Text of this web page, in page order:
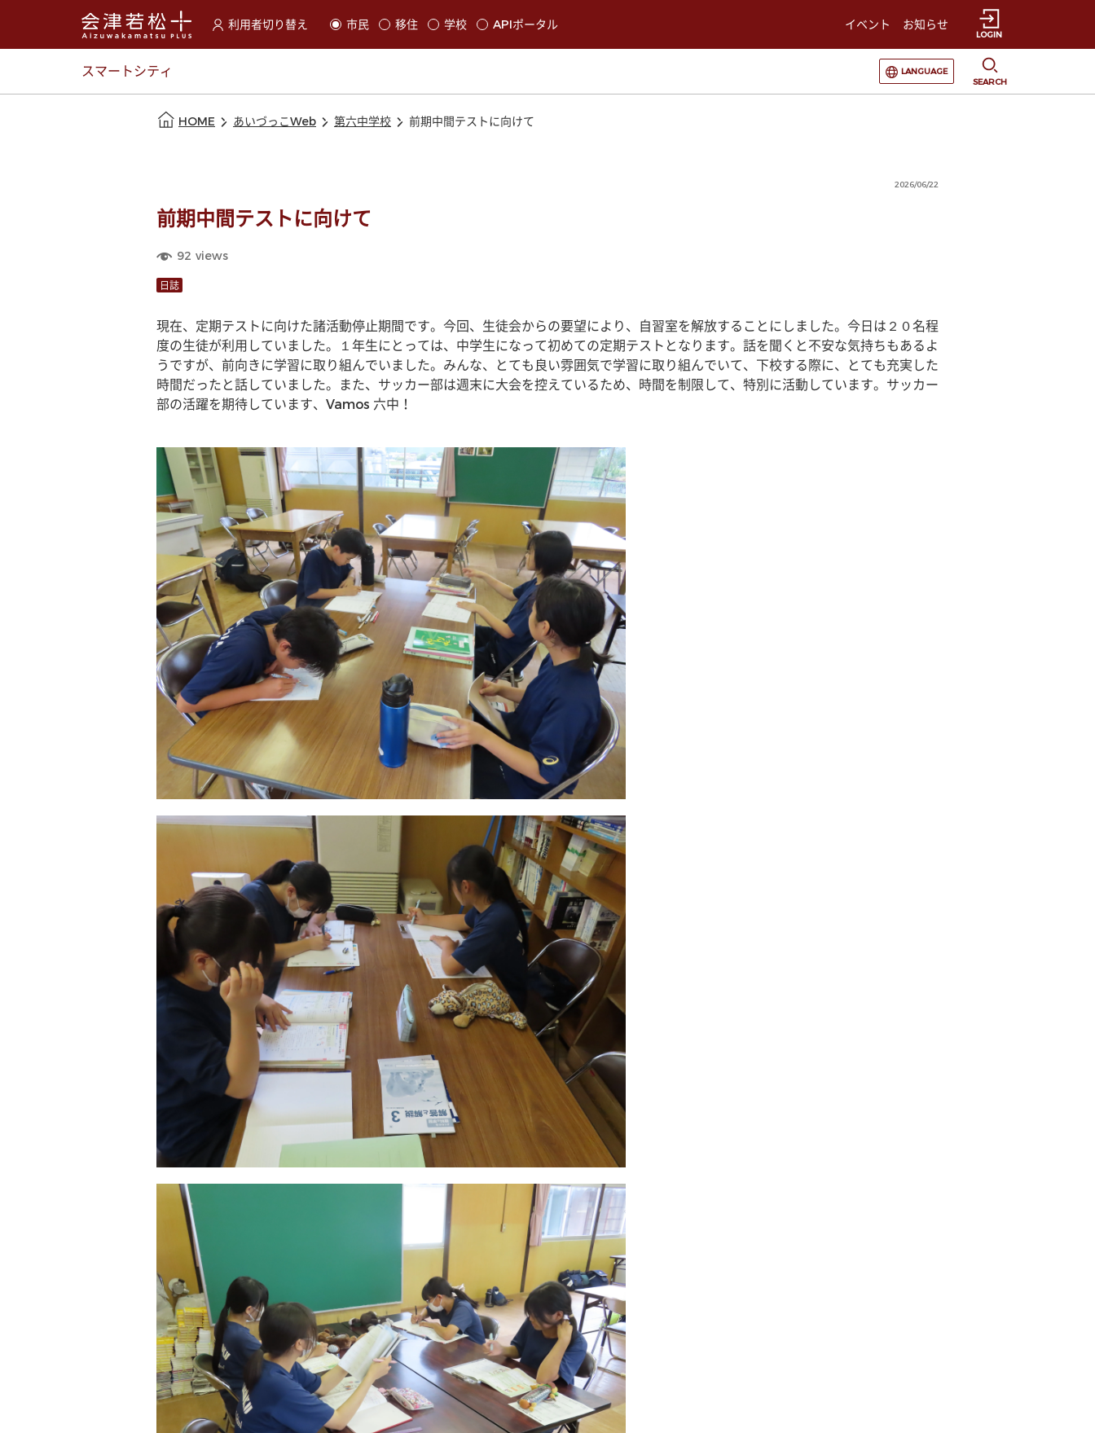
利用者切り替え
選択すると利用者の切替が発生します
市民 移住 学校 APIポータル イベント お知らせ
LOGIN
スマートシティ
選択すると言語の切替が発生します
LANGUAGE
SEARCH
HOME あいづっこWeb 第六中学校 前期中間テストに向けて
2026/06/22
前期中間テストに向けて
92 views
日誌
現在、定期テストに向けた諸活動停止期間です。今回、生徒会からの要望により、自習室を解放することにしました。今日は２０名程
度の生徒が利用していました。１年生にとっては、中学生になって初めての定期テストとなります。話を聞くと不安な気持ちもあるよ
うですが、前向きに学習に取り組んでいました。みんな、とても良い雰囲気で学習に取り組んでいて、下校する際に、とても充実した
時間だったと話していました。また、サッカー部は週末に大会を控えているため、時間を制限して、特別に活動しています。サッカー
部の活躍を期待しています、Vamos 六中！